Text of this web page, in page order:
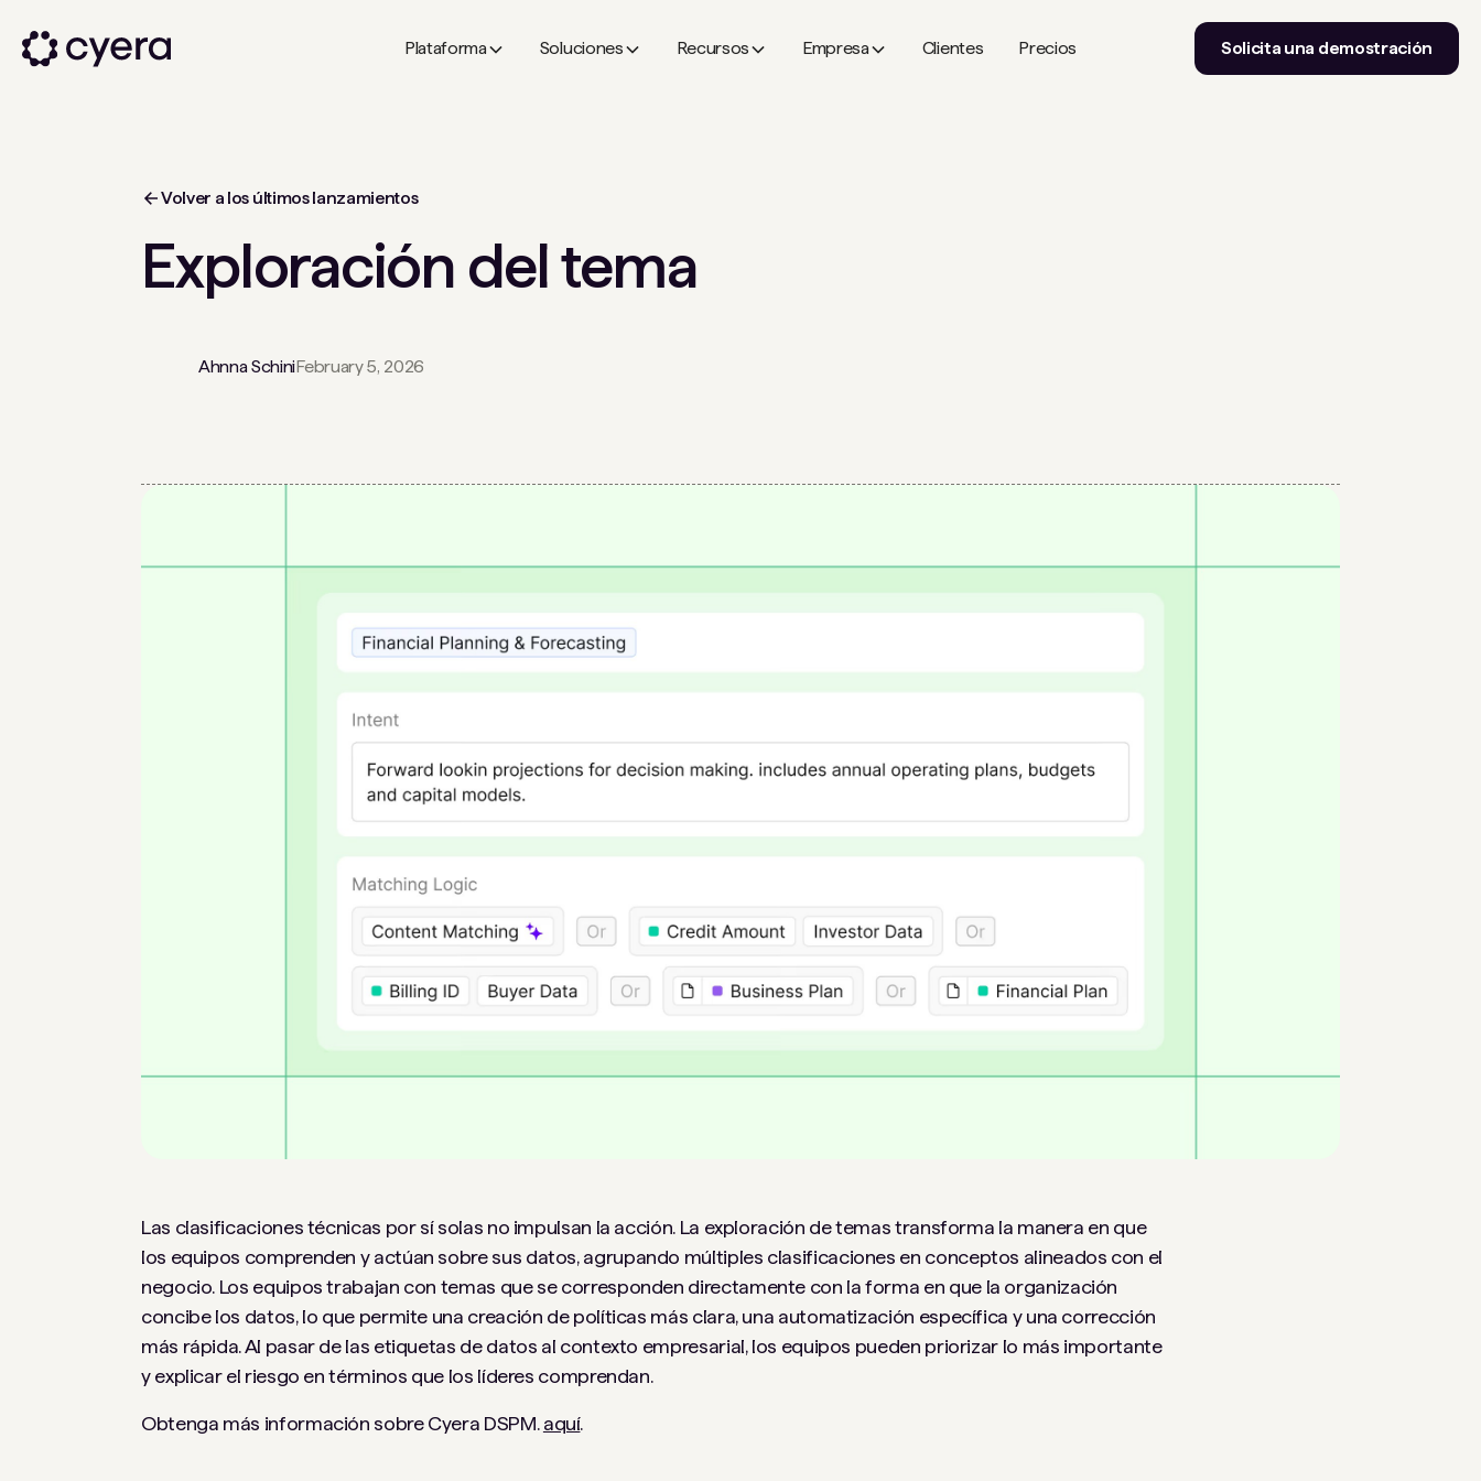
Plataforma Soluciones Recursos Empresa Clientes Precios Solicita una demostración
Volver a los últimos lanzamientos
Exploración del tema
Ahnna SchiniFebruary 5, 2026
Las clasificaciones técnicas por sí solas no impulsan la acción. La exploración de temas transforma la manera en que
los equipos comprenden y actúan sobre sus datos, agrupando múltiples clasificaciones en conceptos alineados con el
negocio. Los equipos trabajan con temas que se corresponden directamente con la forma en que la organización
concibe los datos, lo que permite una creación de políticas más clara, una automatización específica y una corrección
más rápida. Al pasar de las etiquetas de datos al contexto empresarial, los equipos pueden priorizar lo más importante
y explicar el riesgo en términos que los líderes comprendan.
Obtenga más información sobre Cyera DSPM.aquí.